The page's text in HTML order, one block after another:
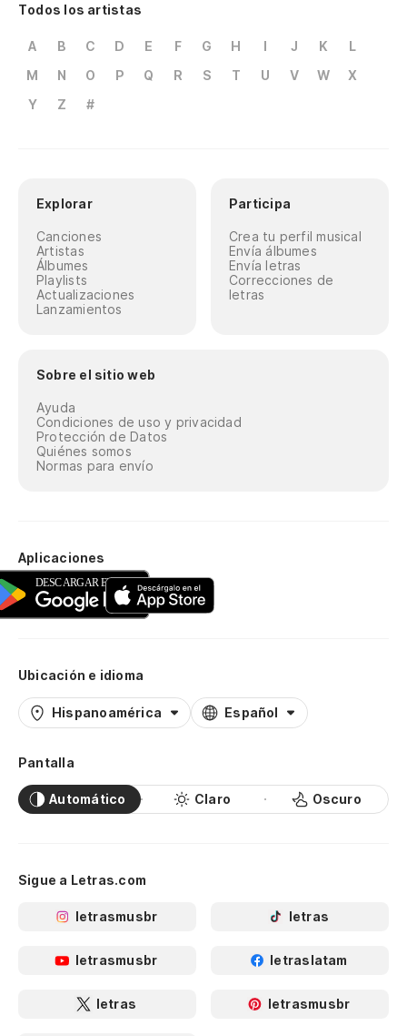
Todos los artistas
A B C D E F G H I J K
L
M
N O P Q R S T U V W
X
Y
Z #
Explorar
Canciones
Artistas
Álbumes
Playlists
Actualizaciones
Lanzamientos
Participa
Crea tu perfil musical
Envía álbumes
Envía letras
Correcciones de
letras
Sobre el sitio web
Ayuda
Condiciones de uso y privacidad
Protección de Datos
Quiénes somos
Normas para envío
Aplicaciones
Ubicación e idioma
Hispanoamérica Español
Pantalla
Automático Claro Oscuro
Sigue a Letras.com
letrasmusbr letras
letrasmusbr letraslatam
letras letrasmusbr